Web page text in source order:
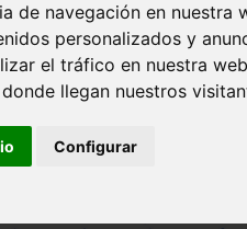
de navegación en nuestra
personalizados y
el tráfico en nuestra
llegan nuestros
Configurar